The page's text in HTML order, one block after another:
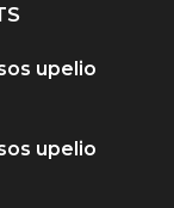
upelio
upelio